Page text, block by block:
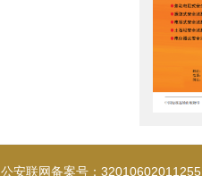
公安联网备案号：32010602011255